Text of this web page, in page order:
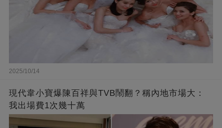
2025/10/14
現代韋小寶爆陳百祥與TVB鬧翻？稱內地市場大：
我出場費1次幾十萬